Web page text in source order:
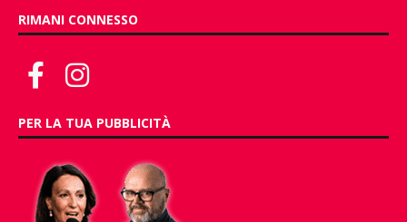
RIMANI CONNESSO
PER LA TUA PUBBLICITÀ